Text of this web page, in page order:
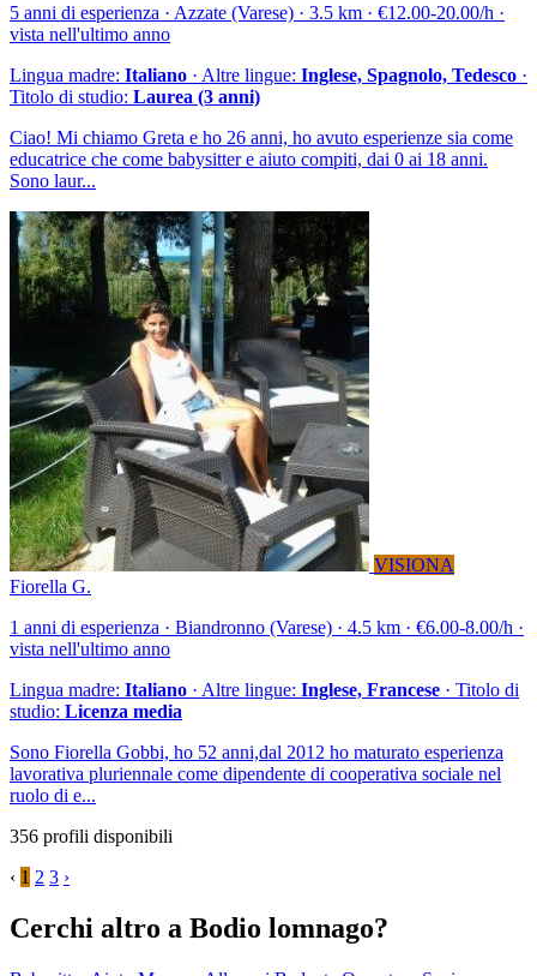
5 anni di esperienza · Azzate (Varese) · 3.5 km · €12.00-20.00/h ·
vista nell'ultimo anno
Lingua madre: Italiano · Altre lingue: Inglese, Spagnolo, Tedesco ·
Titolo di studio: Laurea (3 anni)
Ciao! Mi chiamo Greta e ho 26 anni, ho avuto esperienze sia come
educatrice che come babysitter e aiuto compiti, dai 0 ai 18 anni.
Sono laur...
VISIONA
Fiorella G.
1 anni di esperienza · Biandronno (Varese) · 4.5 km · €6.00-8.00/h ·
vista nell'ultimo anno
Lingua madre: Italiano · Altre lingue: Inglese, Francese · Titolo di
studio: Licenza media
Sono Fiorella Gobbi, ho 52 anni,dal 2012 ho maturato esperienza
lavorativa pluriennale come dipendente di cooperativa sociale nel
ruolo di e...
356 profili disponibili
‹ 1 2 3 ›
Cerchi altro a Bodio lomnago?